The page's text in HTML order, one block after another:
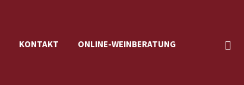
KONTAKT ONLINE-WEINBERATUNG